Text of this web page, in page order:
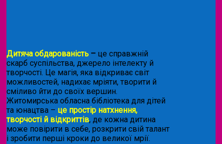
Дитяча обдарованість – це справжній
скарб суспільства, джерело інтелекту й
творчості. Це магія, яка відкриває світ
можливостей, надихає мріяти, творити й
сміливо йти до своїх вершин.
Житомирська обласна бібліотека для дітей
та юнацтва – це простір натхнення,
творчості й відкриттів, де кожна дитина
може повірити в себе, розкрити свій талант
і зробити перші кроки до великої мрії.